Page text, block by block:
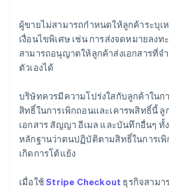
ผู้ขายไม่สามารถกําหนดให้ลูกค้าระบุ
เงื่อนไขพิเศษ เช่น การส่งจดหมายลงท
สามารถอนุญาตให้ลูกค้าส่งเอกสารที่จํ
ตัวเองได้
บริษัทควรมีความโปร่งใสกับลูกค้าในก
สิทธิ์ในการเพิกถอนและเคารพสิทธิ์นี้ ลู
เอกสาร สัญญา อีเมล และบันทึกอื่นๆ ทั้
หลักฐานว่าตนปฏิบัติตามสิทธิ์ในการเ
เกิดการโต้แย้ง
เมื่อใช้Stripe Checkout ธุรกิจสามา